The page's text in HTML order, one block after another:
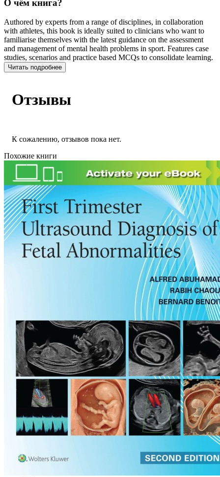
О чём книга?
Authored by experts from a range of disciplines, in collaboration
with athletes, this book is ideally suited to clinicians who want to
familiarise themselves with the latest guidance on the assessment
and management of mental health problems in sport. Features case
studies, scenarios and practice based MCQs to consolidate learning.
Читать подробнее
Отзывы
К сожалению, отзывов пока нет.
Похожие книги